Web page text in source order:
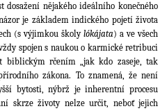
dosažení nějakého ideálního konečného
je základem indického pojetí života
(s výjimkou školy lókájata) a ve všech
spojen s naukou o karmické retribuci
rčením „jak kdo zaseje, tak
zákona. To znamená, že není
bytosti, nýbrž je inherentní procesu
skrze životy nelze určit, neboť jejich